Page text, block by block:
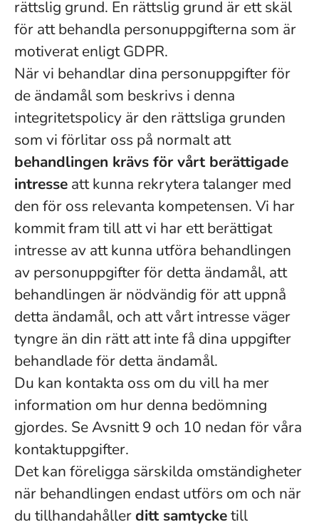
rättslig grund. En rättslig grund är ett skäl
för att behandla personuppgifterna som är
motiverat enligt GDPR.
När vi behandlar dina personuppgifter för
de ändamål som beskrivs i denna
integritetspolicy är den rättsliga grunden
som vi förlitar oss på normalt att
behandlingen krävs för vårt berättigade
intresse att kunna rekrytera talanger med
den för oss relevanta kompetensen. Vi har
kommit fram till att vi har ett berättigat
intresse av att kunna utföra behandlingen
av personuppgifter för detta ändamål, att
behandlingen är nödvändig för att uppnå
detta ändamål, och att vårt intresse väger
tyngre än din rätt att inte få dina uppgifter
behandlade för detta ändamål.
Du kan kontakta oss om du vill ha mer
information om hur denna bedömning
gjordes. Se Avsnitt 9 och 10 nedan för våra
kontaktuppgifter.
Det kan föreligga särskilda omständigheter
när behandlingen endast utförs om och när
du tillhandahållerditt samtycketill